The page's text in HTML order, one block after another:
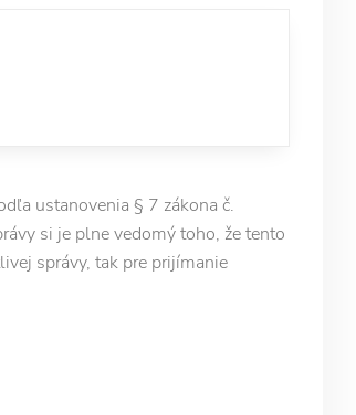
ustanovenia § 7 zákona č.
si je plne vedomý toho, že tento
správy, tak pre prijímanie